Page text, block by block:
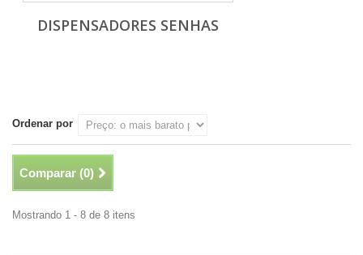
DISPENSADORES SENHAS
Ordenar por
Comparar (0)
Mostrando 1 - 8 de 8 itens